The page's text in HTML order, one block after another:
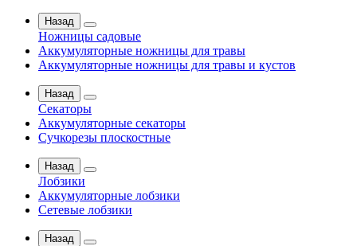
Назад
Ножницы садовые
Аккумуляторные ножницы для травы
Аккумуляторные ножницы для травы и кустов
Назад
Секаторы
Аккумуляторные секаторы
Сучкорезы плоскостные
Назад
Лобзики
Аккумуляторные лобзики
Сетевые лобзики
Назад